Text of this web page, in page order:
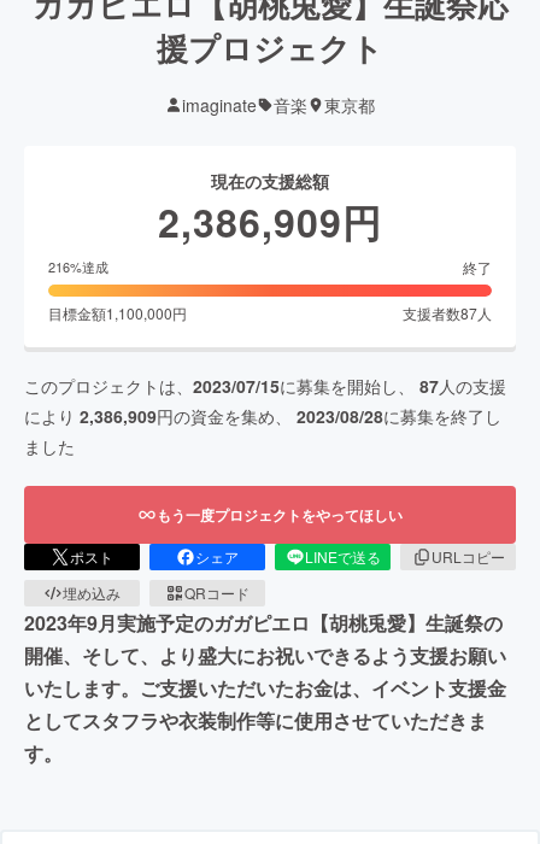
援プロジェクト
imaginate 音楽 東京都
現在の支援総額
2,386,909円
216%達成 終了
目標金額1,100,000円 支援者数87人
このプロジェクトは、 2023/07/15に募集を開始し、 87人の支援
により 2,386,909円の資金を集め、 2023/08/28に募集を終了し
ました
もう一度プロジェクトをやってほしい
ポスト シェア LINEで送る
URLコピー
埋め込み
QRコード
2023年9月実施予定のガガピエロ【胡桃兎愛】生誕祭の
開催、そして、より盛大にお祝いできるよう支援お願い
いたします。ご支援いただいたお金は、イベント支援金
としてスタフラや衣装制作等に使用させていただきま
す。